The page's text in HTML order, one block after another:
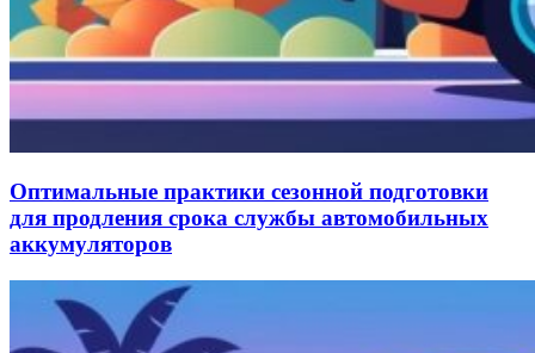
Оптимальные практики сезонной подготовки
для продления срока службы автомобильных
аккумуляторов